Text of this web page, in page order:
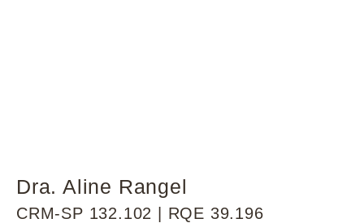
Dra. Aline Rangel
CRM-SP 132.102 | RQE 39.196